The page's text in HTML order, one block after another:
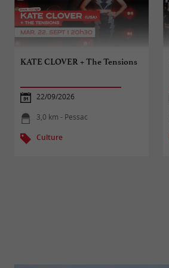
KATE CLOVER + The Tensions
22/09/2026
3,0 km - Pessac
Culture